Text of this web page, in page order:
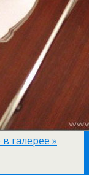
галерее »